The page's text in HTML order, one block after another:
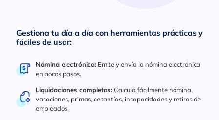
Gestiona tu día a día con herramientas prácticas y
fáciles de usar:
Nómina electrónica: Emite y envía la nómina electrónica
en pocos pasos.
Liquidaciones completas:Calcula fácilmente nómina,
vacaciones, primas, cesantías, incapacidades y retiros de
empleados.